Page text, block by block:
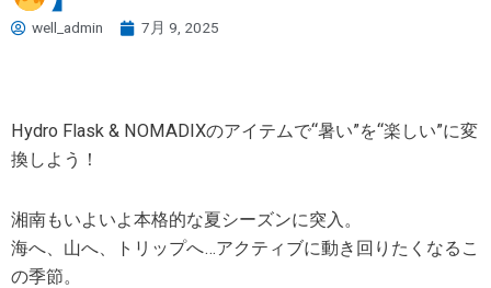
well_admin 7月 9, 2025
Hydro Flask & NOMADIXのアイテムで“暑い”を“楽しい”に変
換しよう！
湘南もいよいよ本格的な夏シーズンに突入。
海へ、山へ、トリップへ…アクティブに動き回りたくなるこ
の季節。